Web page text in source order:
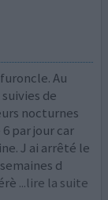
Au
de
nocturnes
par jour car
J ai arrêté le
d
...lire la suite